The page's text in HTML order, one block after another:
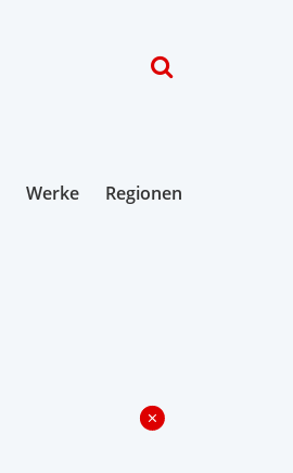
Werke Regionen